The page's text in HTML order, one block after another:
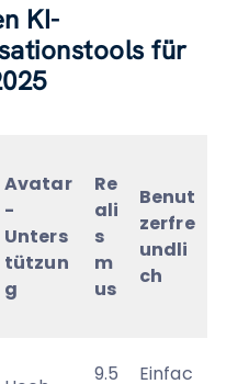
KI-
für
Avatar
-
Unters
tützun
g
Re
ali
s
m
us
Benut
zerfre
undli
ch
9.5
Einfac